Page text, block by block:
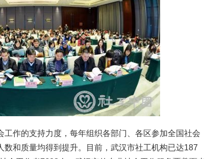
作的支持力度，每年组织各部门、各区参加全国社会
和质量均得到提升。目前，武汉市社工机构已达187